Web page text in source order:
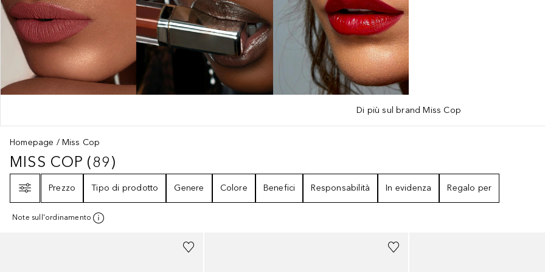
Di più sul brand Miss Cop
Homepage Miss Cop
MISS COP89
MISS COP (89)
Prezzo
Tipo di prodotto Genere Colore Benefici Responsabilità In evidenza Regalo per
Note sull'ordinamento
+23